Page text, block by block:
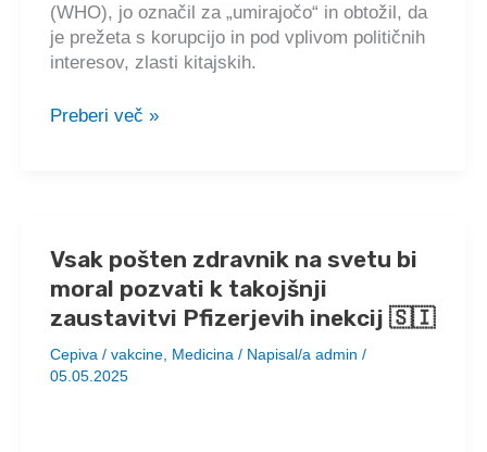
(WHO), jo označil za „umirajočo“ in obtožil, da
je prežeta s korupcijo in pod vplivom političnih
interesov, zlasti kitajskih.
RFK
pridružijo
ZDA
pri
iz
Preberi več »
Vsak pošten zdravnik na svetu bi
moral pozvati k takojšnji
zaustavitvi Pfizerjevih inekcij 🇸🇮
Cepiva / vakcine, Medicina / Napisal/a admin /
05.05.2025